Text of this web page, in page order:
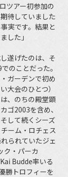
ツアー初参加の
待していました
実です。結果と
した」
遂げたのは、そ
のことだった。
ガーデンで初め
大会のひとつ）
、のちの殿堂顕
ゴ2003を含め、
して続くシーズ
ーム・ロチェス
られていたジェ
ク・パーカ
Budde率いる
勝トロフィーを